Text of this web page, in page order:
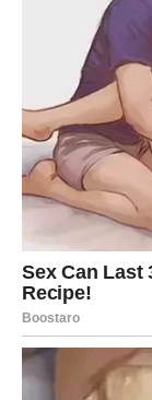
Ipak, bilo bi
Kratka šetnja,
trenutaka mira
raspoloženje
Kada ste
rješenja.
Savjet
Današnji dan
trenutno
stare brige ili